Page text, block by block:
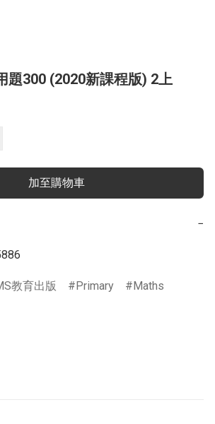
題300 (2020新課程版) 2上
加至購物車
−
教育出版 Primary
Maths